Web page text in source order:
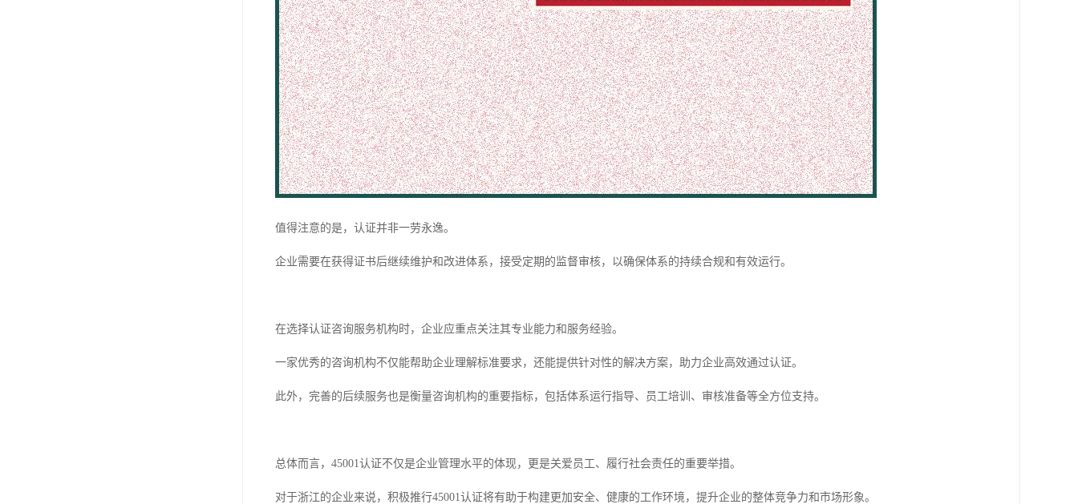
值得注意的是，认证并非一劳永逸。
企业需要在获得证书后继续维护和改进体系，接受定期的监督审核，以确保体系的持续合规和有效运行。
在选择认证咨询服务机构时，企业应重点关注其专业能力和服务经验。
一家优秀的咨询机构不仅能帮助企业理解标准要求，还能提供针对性的解决方案，助力企业高效通过认证。
此外，完善的后续服务也是衡量咨询机构的重要指标，包括体系运行指导、员工培训、审核准备等全方位支持。
总体而言，45001认证不仅是企业管理水平的体现，更是关爱员工、履行社会责任的重要举措。
对于浙江的企业来说，积极推行45001认证将有助于构建更加安全、健康的工作环境，提升企业的整体竞争力和市场形象。